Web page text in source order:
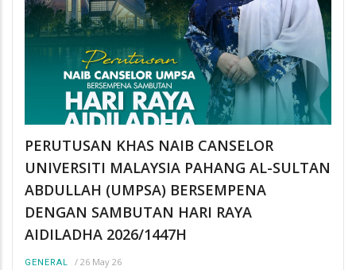
PERUTUSAN KHAS NAIB CANSELOR
UNIVERSITI MALAYSIA PAHANG AL-SULTAN
ABDULLAH (UMPSA) BERSEMPENA
DENGAN SAMBUTAN HARI RAYA
AIDILADHA 2026/1447H
GENERAL / 26 May 26